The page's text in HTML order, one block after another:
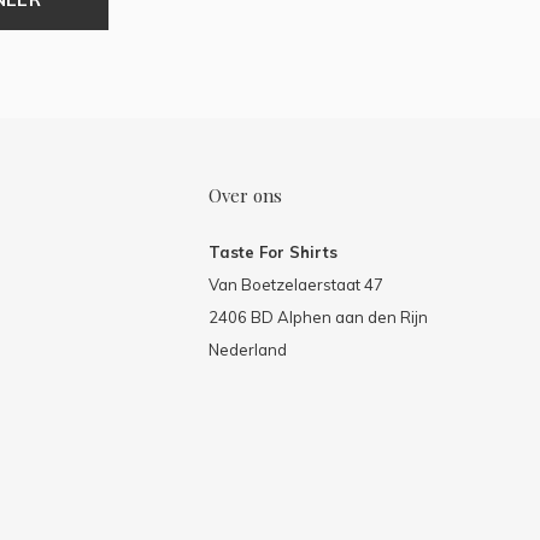
Over ons
Taste For Shirts
Van Boetzelaerstaat 47
2406 BD Alphen aan den Rijn
Nederland